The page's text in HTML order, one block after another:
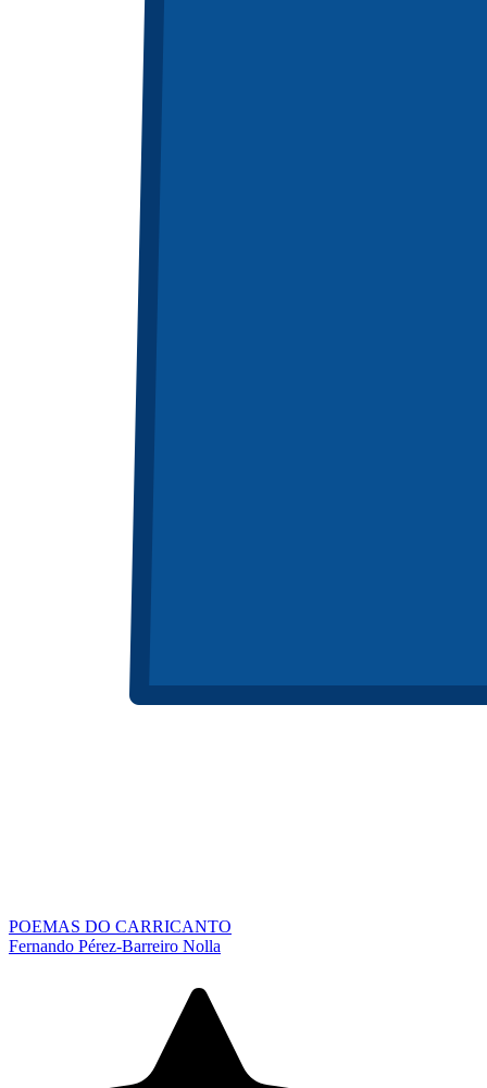
POEMAS DO CARRICANTO
Fernando Pérez-Barreiro Nolla